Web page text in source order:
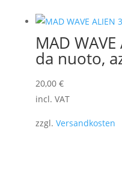
MAD
da nuoto,
20,00 €
incl. VAT
zzgl. Versandkosten